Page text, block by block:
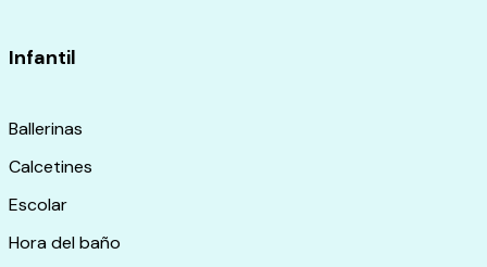
Infantil
Ballerinas
Calcetines
Escolar
Hora del baño